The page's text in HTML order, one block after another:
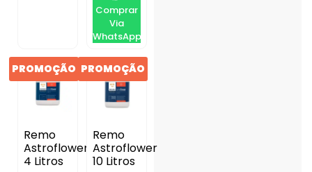
Comprar
Via
WhatsApp
PROMOÇÃO
Remo
Astroflower
4 Litros
PROMOÇÃO
Remo
Astroflower
10 Litros